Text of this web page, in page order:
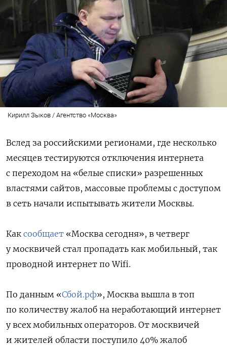
Кирилл Зыков / Агентство «Москва»
Вслед за российскими регионами, где несколько
месяцев тестируются отключения интернета
с переходом на «белые списки» разрешенных
властями сайтов, массовые проблемы с доступом
в сеть начали испытывать жители Москвы.
Как сообщает «Москва сегодня», в четверг
у москвичей стал пропадать как мобильный, так
проводной интернет по Wifi.
По данным «Сбой.рф», Москва вышла в топ
по количеству жалоб на неработающий интернет
у всех мобильных операторов. От москвичей
и жителей области поступило 40% жалоб